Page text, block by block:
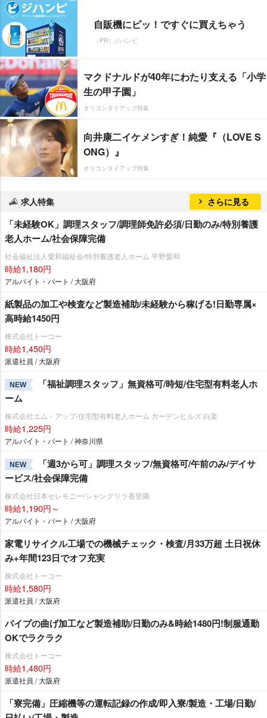
自販機にピッ！ですぐに買えちゃう
（PR）ジハンピ
マクドナルドが40年にわたり支える「小学
生の甲子園」
オリコンタイアップ特集
向井康二イケメンすぎ！純愛『（LOVE S
ONG）』
オリコンタイアップ特集
求人特集 さらに見る
「未経験OK」調理スタッフ/調理師免許必須/日勤のみ/特別養護
老人ホーム/社会保障完備
社会福祉法人愛和福祉会/特別養護老人ホーム 平野愛和
時給1,180円
アルバイト・パート / 大阪府
紙製品の加工や検査など製造補助/未経験から稼げる!日勤専属×
高時給1450円
株式会社トーコー
時給1,450円
派遣社員 / 大阪府
NEW
「福祉調理スタッフ」無資格可/時短/住宅型有料老人ホ
ーム
株式会社エム・アップ/住宅型有料老人ホーム ガーデンヒルズ 白楽
時給1,225円
アルバイト・パート / 神奈川県
NEW
「週3から可」調理スタッフ/無資格可/午前のみ/デイサ
ービス/社会保障完備
株式会社日本セレモニー/シャングリラ香里園
時給1,190円～
アルバイト・パート / 大阪府
家電リサイクル工場での機械チェック・検査/月33万超 土日祝休
み+年間123日でオフ充実
株式会社トーコー
時給1,580円
派遣社員 / 大阪府
パイプの曲げ加工など製造補助/日勤のみ&時給1480円!制服通勤
OKでラクラク
株式会社トーコー
時給1,480円
派遣社員 / 大阪府
「寮完備」圧縮機等の運転記録の作成/即入寮/製造・工場/日勤/